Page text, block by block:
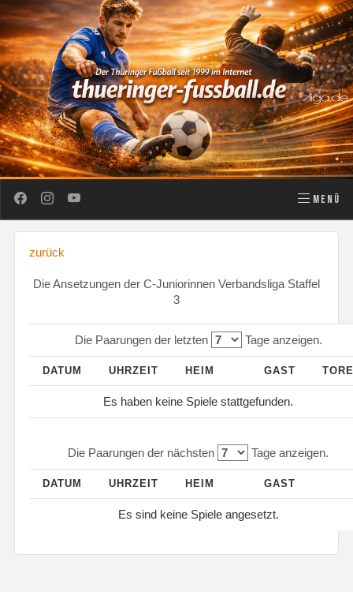
MENÜ
zurück
Die Ansetzungen der C-Juniorinnen Verbandsliga Staffel
3
Die Paarungen der letzten Tage anzeigen.
DATUM UHRZEIT HEIM GAST
Es haben keine Spiele stattgefunden.
Die Paarungen der nächsten Tage anzeigen.
DATUM UHRZEIT HEIM GAST
Es sind keine Spiele angesetzt.